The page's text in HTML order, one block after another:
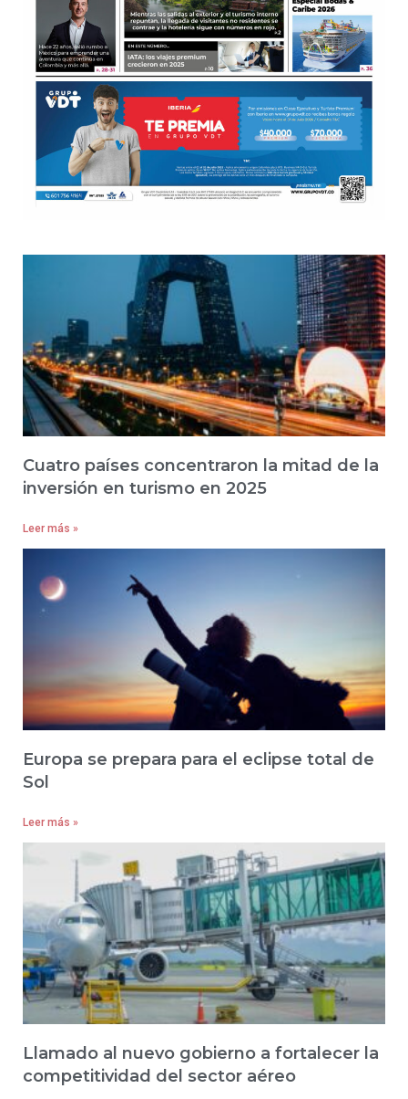
Cuatro países concentraron la mitad de la
inversión en turismo en 2025
Leer más »
Europa se prepara para el eclipse total de
Sol
Leer más »
Llamado al nuevo gobierno a fortalecer la
competitividad del sector aéreo